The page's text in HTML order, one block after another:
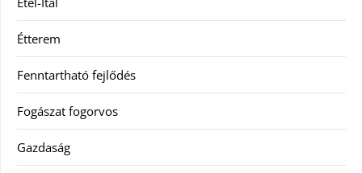
Étterem
Fenntartható fejlődés
Fogászat fogorvos
Gazdaság